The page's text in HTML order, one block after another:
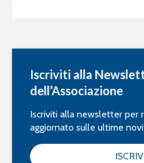
Iscriviti alla
dell’Associazione
Iscriviti alla newsletter per
aggiornato sulle ultime